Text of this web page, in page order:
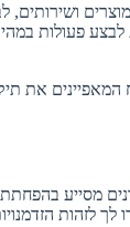
ושירותים,
פעולות
המאפיינים את
מסייע בהפחתת
לזהות